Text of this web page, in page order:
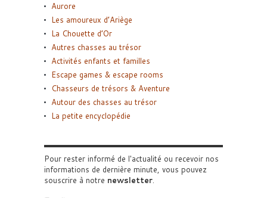
Aurore
Les amoureux d’Ariège
La Chouette d’Or
Autres chasses au trésor
Activités enfants et familles
Escape games & escape rooms
Chasseurs de trésors & Aventure
Autour des chasses au trésor
La petite encyclopédie
Pour rester informé de l'actualité ou recevoir nos
informations de dernière minute, vous pouvez
souscrire à notre newsletter.